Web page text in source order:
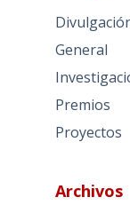
General
Premios
Proyectos
Archivos